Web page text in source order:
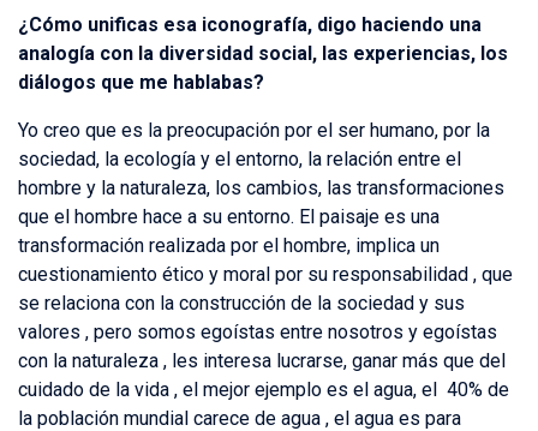
¿Cómo unificas esa iconografía, digo haciendo una
analogía con la diversidad social, las experiencias, los
diálogos que me hablabas?
Yo creo que es la preocupación por el ser humano, por la
sociedad, la ecología y el entorno, la relación entre el
hombre y la naturaleza, los cambios, las transformaciones
que el hombre hace a su entorno. El paisaje es una
transformación realizada por el hombre, implica un
cuestionamiento ético y moral por su responsabilidad , que
se relaciona con la construcción de la sociedad y sus
valores , pero somos egoístas entre nosotros y egoístas
con la naturaleza , les interesa lucrarse, ganar más que del
cuidado de la vida , el mejor ejemplo es el agua, el 40% de
la población mundial carece de agua , el agua es para